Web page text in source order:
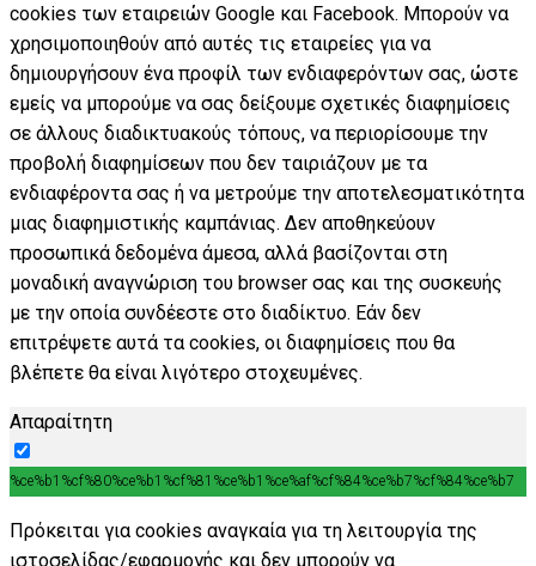
cookies των εταιρειών Google και Facebook. Μπορούν να
χρησιμοποιηθούν από αυτές τις εταιρείες για να
δημιουργήσουν ένα προφίλ των ενδιαφερόντων σας, ώστε
εμείς να μπορούμε να σας δείξουμε σχετικές διαφημίσεις
σε άλλους διαδικτυακούς τόπους, να περιορίσουμε την
προβολή διαφημίσεων που δεν ταιριάζουν με τα
ενδιαφέροντα σας ή να μετρούμε την αποτελεσματικότητα
μιας διαφημιστικής καμπάνιας. Δεν αποθηκεύουν
προσωπικά δεδομένα άμεσα, αλλά βασίζονται στη
μοναδική αναγνώριση του browser σας και της συσκευής
με την οποία συνδέεστε στο διαδίκτυο. Εάν δεν
επιτρέψετε αυτά τα cookies, οι διαφημίσεις που θα
βλέπετε θα είναι λιγότερο στοχευμένες.
Απαραίτητη
%ce%b1%cf%80%ce%b1%cf%81%ce%b1%ce%af%cf%84%ce%b7%cf%84%ce%b7
Πρόκειται για cookies αναγκαία για τη λειτουργία της
ιστοσελίδας/εφαρμογής και δεν μπορούν να